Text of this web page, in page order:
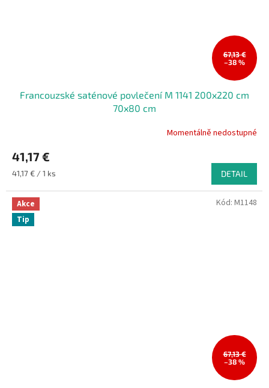
67,13 €
–38 %
Francouzské saténové povlečení M 1141 200x220 cm
70x80 cm
Momentálně nedostupné
41,17 €
Měrná
41,17 € / 1 ks DETAIL
Akce
Tip
67,13 €
–38 %
Kód: M1148